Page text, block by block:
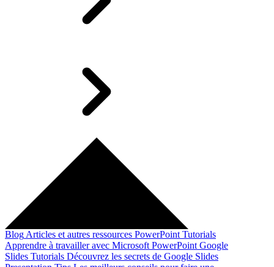
Blog Articles et autres ressources PowerPoint Tutorials
Apprendre à travailler avec Microsoft PowerPoint Google
Slides Tutorials Découvrez les secrets de Google Slides